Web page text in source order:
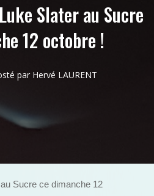
Slater au Sucre
12 octobre !
par Hervé LAURENT
au Sucre ce dimanche 12